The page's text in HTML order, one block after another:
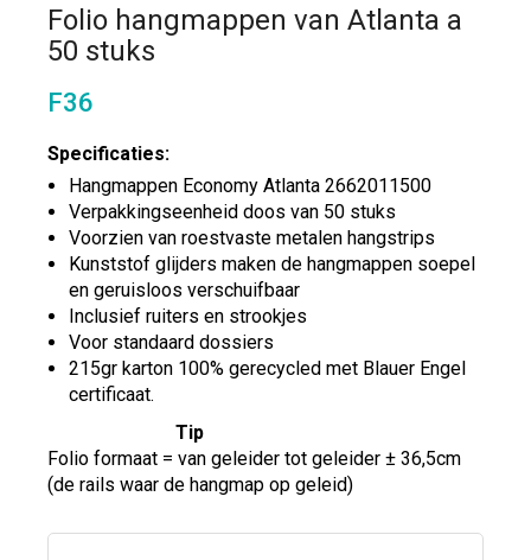
Folio hangmappen van Atlanta a
50 stuks
F36
Specificaties:
Hangmappen Economy Atlanta 2662011500
Verpakkingseenheid doos van 50 stuks
Voorzien van roestvaste metalen hangstrips
Kunststof glijders maken de hangmappen soepel
en geruisloos verschuifbaar
Inclusief ruiters en strookjes
Voor standaard dossiers
215gr karton 100% gerecycled met Blauer Engel
certificaat.
Tip
Folio formaat = van geleider tot geleider ± 36,5cm
(de rails waar de hangmap op geleid)